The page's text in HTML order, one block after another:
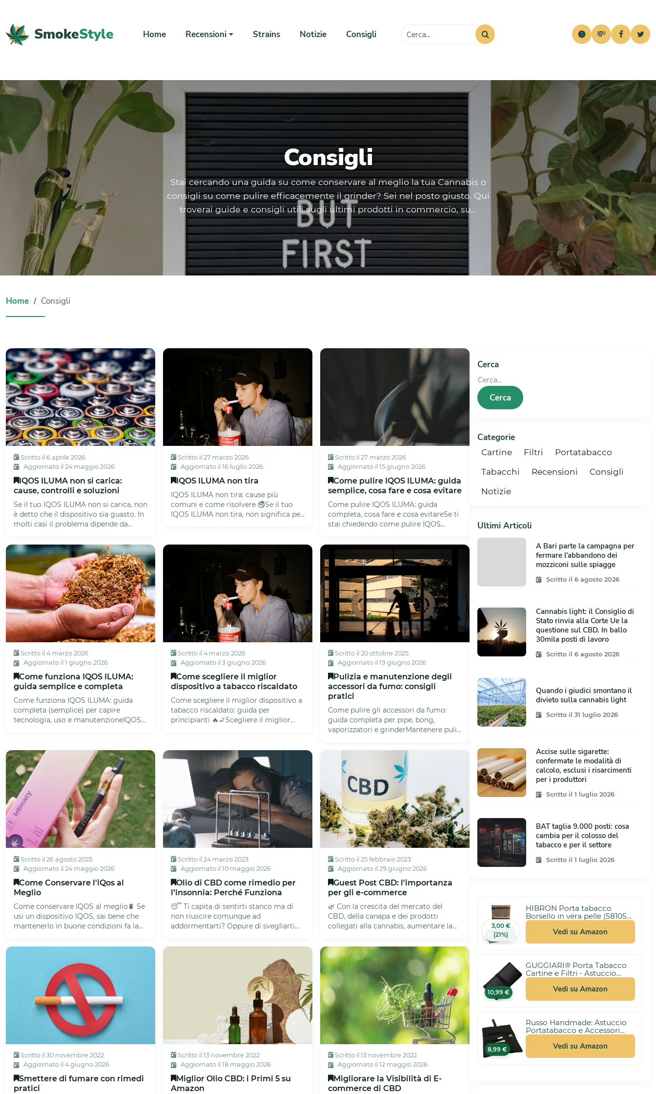
SmokeStyle Home Recensioni Strains Notizie Consigli 💸 💸
Consigli
Stai cercando una guida su come conservare al meglio la tua Cannabis o
consigli su come pulire efficacemente il grinder? Sei nel posto giusto. Qui
troverai guide e consigli utili sugli ultimi prodotti in commercio, su...
Home Consigli
Scritto il 6 aprile 2026
Aggiornato il 24 maggio 2026
IQOS ILUMA non si carica:
cause, controlli e soluzioni
Se il tuo IQOS ILUMA non si carica, non
è detto che il dispositivo sia guasto. In
molti casi il problema dipende da
Scritto il 27 marzo 2026
Aggiornato il 16 luglio 2026
IQOS ILUMA non tira
IQOS ILUMA non tira: cause più
comuni e come risolvere 🚭Se il tuo
IQOS ILUMA non tira, non significa per
Scritto il 27 marzo 2026
Aggiornato il 15 giugno 2026
Come pulire IQOS ILUMA: guida
semplice, cosa fare e cosa evitare
Come pulire IQOS ILUMA: guida
completa, cosa fare e cosa evitareSe ti
stai chiedendo come pulire IQOS
Scritto il 4 marzo 2026
Aggiornato il 1 giugno 2026
Come funziona IQOS ILUMA:
guida semplice e completa
Come funziona IQOS ILUMA: guida
completa (semplice) per capire
tecnologia, uso e manutenzioneIQOS
Scritto il 4 marzo 2026
Aggiornato il 3 giugno 2026
Come scegliere il miglior
dispositivo a tabacco riscaldato
Come scegliere il miglior dispositivo a
tabacco riscaldato: guida per
principianti 🔥🚬Scegliere il miglior
Scritto il 20 ottobre 2025
Aggiornato il 19 giugno 2026
Pulizia e manutenzione degli
accessori da fumo: consigli
pratici
Come pulire gli accessori da fumo:
guida completa per pipe, bong,
vaporizzatori e grinderMantenere puliti
Scritto il 26 agosto 2025
Aggiornato il 24 maggio 2026
Come Conservare l'iQos al
Meglio
Come conservare IQOS al meglio🔋 Se
usi un dispositivo IQOS, sai bene che
mantenerlo in buone condizioni fa la
Scritto il 24 marzo 2023
Aggiornato il 10 maggio 2026
Olio di CBD come rimedio per
l’insonnia: Perché Funziona
😴 Ti capita di sentirti stanco ma di
non riuscire comunque ad
addormentarti? Oppure di svegliarti
Scritto il 25 febbraio 2023
Aggiornato il 29 giugno 2026
Guest Post CBD: l'importanza
per gli e-commerce
🌿 Con la crescita del mercato del
CBD, della canapa e dei prodotti
collegati alla cannabis, aumentare la
Scritto il 30 novembre 2022
Aggiornato il 4 giugno 2026
Smettere di fumare con rimedi
pratici
Scritto il 13 novembre 2022
Aggiornato il 18 maggio 2026
Miglior Olio CBD: i Primi 5 su
Amazon
Scritto il 13 novembre 2022
Aggiornato il 12 maggio 2026
Migliorare la Visibilità di E-
commerce di CBD
Cerca
Cerca
Categorie
Cartine Filtri
Portatabacco
Tabacchi
Recensioni
Consigli
Notizie
Ultimi Articoli
A Bari parte la campagna per
fermare l'abbandono dei
mozziconi sulle spiagge
Scritto il 6 agosto 2026
Cannabis light: il Consiglio di
Stato rinvia alla Corte Ue la
questione sul CBD. In ballo
30mila posti di lavoro
Scritto il 6 agosto 2026
Quando i giudici smontano il
divieto sulla cannabis light
Scritto il 31 luglio 2026
Accise sulle sigarette:
confermate le modalità di
calcolo, esclusi i risarcimenti
per i produttori
Scritto il 1 luglio 2026
BAT taglia 9.000 posti: cosa
cambia per il colosso del
tabacco e per il settore
Scritto il 1 luglio 2026
10,99 €
3,00 €
(21%)
HIBRON Porta tabacco
Borsello in vera pelle (58105
Marrone)
Vedi su Amazon
10,99 €
GUGGIARI® Porta Tabacco
Cartine e Filtri - Astuccio
Portatabacco in Tessuto
Realizzato a Mano - Porta
Tabacco Donna/Uomo
Vedi su Amazon
8,99 €
Russo Handmade: Astuccio
Portatabacco e Accessori
Artigianale in Tessuto.
Uomo/Donna con Doppia
Cerniera per Tabacco e Filtri,
Vedi su Amazon